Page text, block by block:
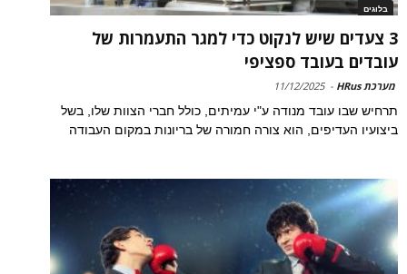
בלוגים
3 צעדים שיש לנקוט כדי למגר התעמרות של
עובדים בעובד ספציפי
מערכת HRus -
11/12/2025
תרחיש שבו עובד מנודה ע"י עמיתים, כולל חברי הצוות שלו, בשל
ביצועיו העדיפים, הוא צורה חמורה של בריונות במקום העבודה